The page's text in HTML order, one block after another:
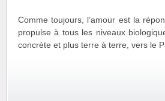
Comme toujours, l’amour est la
propulse à tous les niveaux
concrète et plus terre à terre, vers le